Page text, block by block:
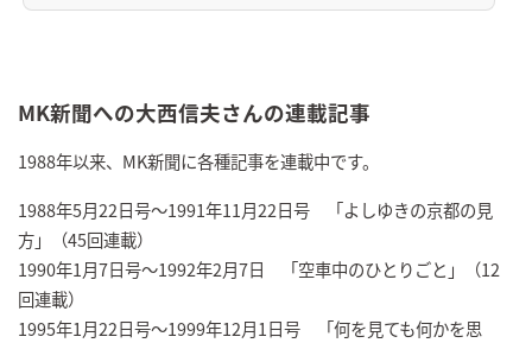
MK新聞への大西信夫さんの連載記事
1988年以来、MK新聞に各種記事を連載中です。
1988年5月22日号～1991年11月22日号 「よしゆきの京都の見
方」（45回連載）
1990年1月7日号～1992年2月7日 「空車中のひとりごと」（12
回連載）
1995年1月22日号～1999年12月1日号 「何を見ても何かを思